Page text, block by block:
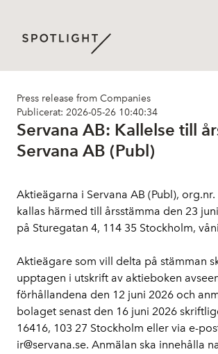
Press release from Companies
Publicerat: 2026-05-26 10:40:34
Servana AB: Kallelse till
Servana AB (Publ)
Aktieägarna i Servana AB (Publ),
kallas härmed till årsstämma den 23
på Sturegatan 4, 114 35 Stockholm,
Aktieägare som vill delta på stämman
upptagen i utskrift av aktieboken
förhållandena den 12 juni 2026 och
bolaget senast den 16 juni 2026
16416, 103 27 Stockholm eller via e-
ir@servana.se. Anmälan ska innehålla